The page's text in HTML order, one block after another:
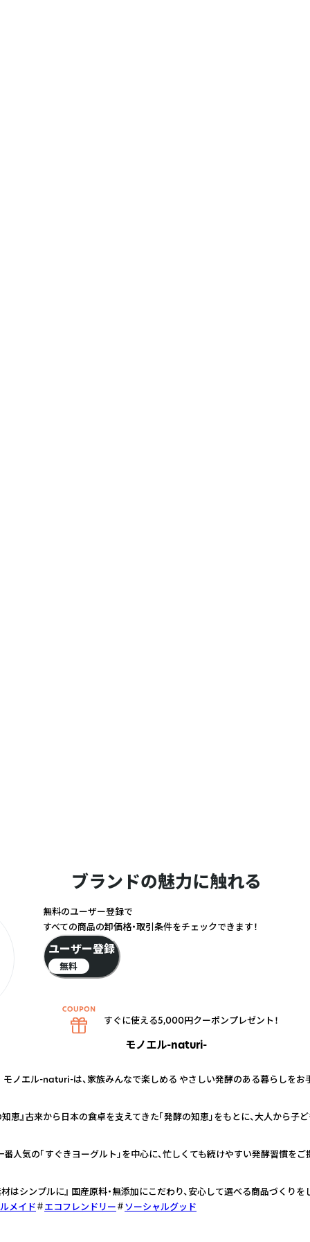
ブランドの魅力に触れる
モノエル-naturi-
モノエル-naturi-は、家族みんなで楽しめる やさしい発酵のある暮らしをお
知恵』古来から日本の食卓を支えてきた「発酵の知恵」をもとに、大人から子
番人気の「すぐきヨーグルト」を中心に、忙しくても続けやすい発酵習慣をご
はシンプルに』 国産原料・無添加にこだわり、安心して選べる商品づくりを
メイド
エコフレンドリー ソーシャルグッド
無料のユーザー登録で
すべての商品の卸価格・取引条件をチェックできます！
ユーザー登録
無料
すぐに使える5,000円クーポンプレゼント！